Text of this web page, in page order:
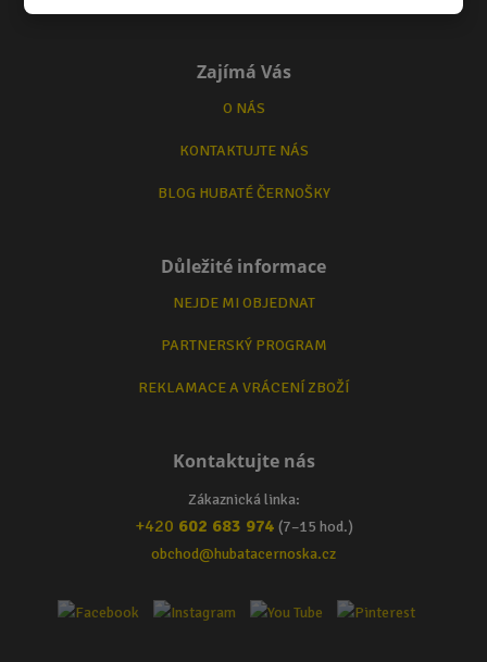
Zajímá Vás
O NÁS
KONTAKTUJTE NÁS
BLOG HUBATÉ ČERNOŠKY
Důležité informace
NEJDE MI OBJEDNAT
PARTNERSKÝ PROGRAM
REKLAMACE A VRÁCENÍ ZBOŽÍ
Kontaktujte nás
Zákaznická linka:
+420 602 683 974 (7–15 hod.)
obchod@hubatacernoska.cz